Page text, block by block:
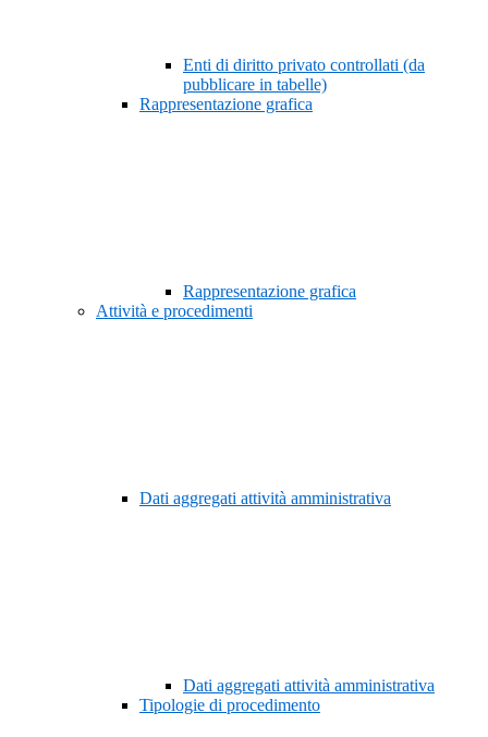
Enti di diritto privato controllati (da
pubblicare in tabelle)
Rappresentazione grafica
Rappresentazione grafica
Attività e procedimenti
Dati aggregati attività amministrativa
Dati aggregati attività amministrativa
Tipologie di procedimento